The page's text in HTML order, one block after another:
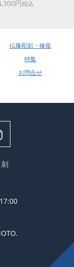
円税込
仏像彫刻・修復
特集
お問合せ